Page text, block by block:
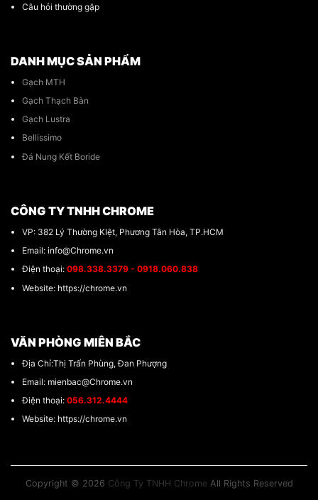
Câu hỏi thường gặp
DANH MỤC SẢN PHẨM
Gạch MTH
Gạch Thạch Bàn
Gạch Lustra
Bellissimo
Đá Nung Kết Boride
CÔNG TY TNHH CHROME
VP: 382 Lý Thường KIệt, Phương Tân Hòa, TP.HCM
Email: info@Chrome.vn
Điện thoại: 098.338.3379 - 0918.060.838
Website: https://chrome.vn
VĂN PHÒNG MIÊN BẮC
Địa Chỉ:Thị Trấn Phùng, Đan Phượng
Email: mienbac@Chrome.vn
Điện thoại: 056.312.4444
Website: https://chrome.vn
Copyright © 2026 Công Ty TNHH ChromeAll Rights Reserved